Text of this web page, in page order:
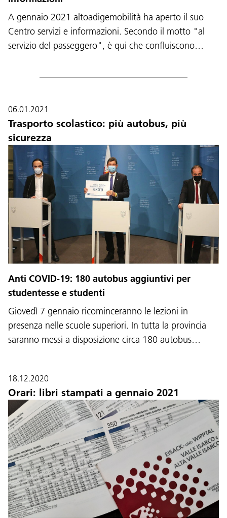
A gennaio 2021 altoadigemobilità ha aperto il suo
Centro servizi e informazioni. Secondo il motto "al
servizio del passeggero", è qui che confluiscono…
06.01.2021
Trasporto scolastico: più autobus, più
sicurezza
Anti COVID-19: 180 autobus aggiuntivi per
studentesse e studenti
Giovedì 7 gennaio ricominceranno le lezioni in
presenza nelle scuole superiori. In tutta la provincia
saranno messi a disposizione circa 180 autobus…
18.12.2020
Orari: libri stampati a gennaio 2021